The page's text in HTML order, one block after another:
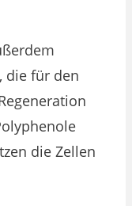
die für den
die Zellen